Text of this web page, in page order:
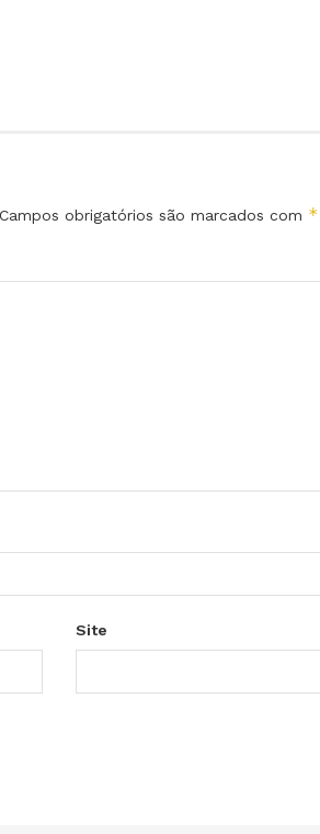
Campos obrigatórios são marcados com *
Site